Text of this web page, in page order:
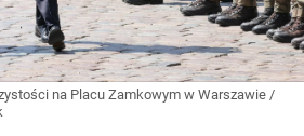
na Placu Zamkowym w Warszawie /